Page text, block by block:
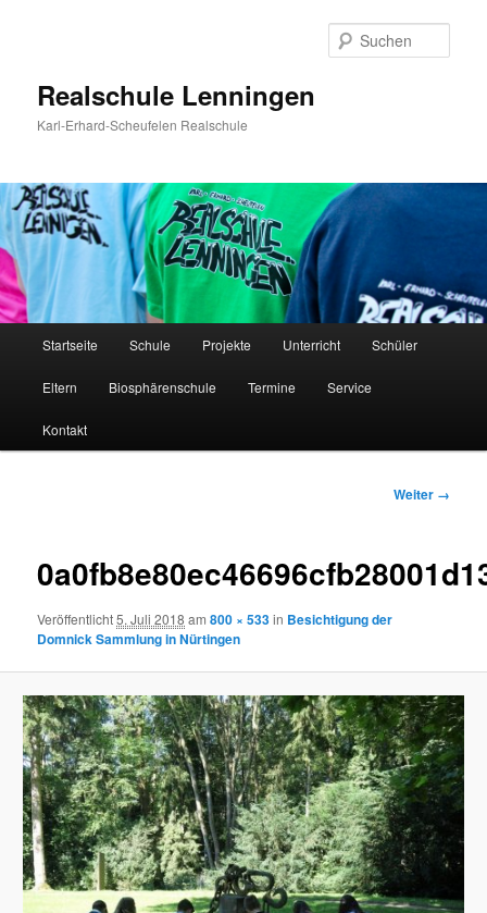
Realschule Lenningen
Karl-Erhard-Scheufelen Realschule
Startseite Schule Projekte Unterricht Schüler
Eltern Biosphärenschule Termine Service
Kontakt
Bilder-
Weiter →
Veröffentlicht5. Juli 2018 am800 × 533in Besichtigung der
Domnick Sammlung in Nürtingen